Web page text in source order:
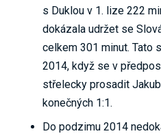
s Duklou v 1. lize 222
dokázala udržet se
celkem 301 minut. Tato
2014, když se v
střelecky prosadit
konečných 1:1.
Do podzimu 2014